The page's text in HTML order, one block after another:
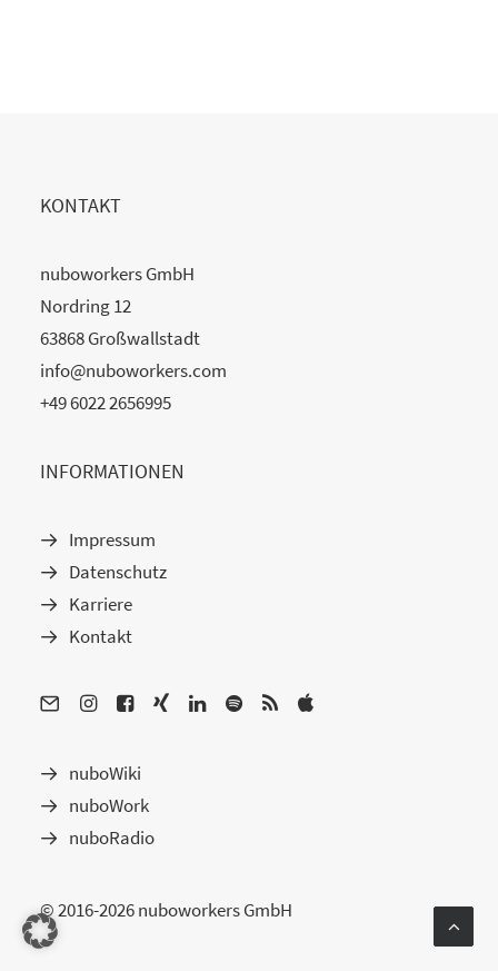
KONTAKT
nuboworkers GmbH
Nordring 12
63868 Großwallstadt
info@nuboworkers.com
+49 6022 2656995
INFORMATIONEN
Impressum
Datenschutz
Karriere
Kontakt
nuboWiki
nuboWork
nuboRadio
© 2016-2026 nuboworkers GmbH